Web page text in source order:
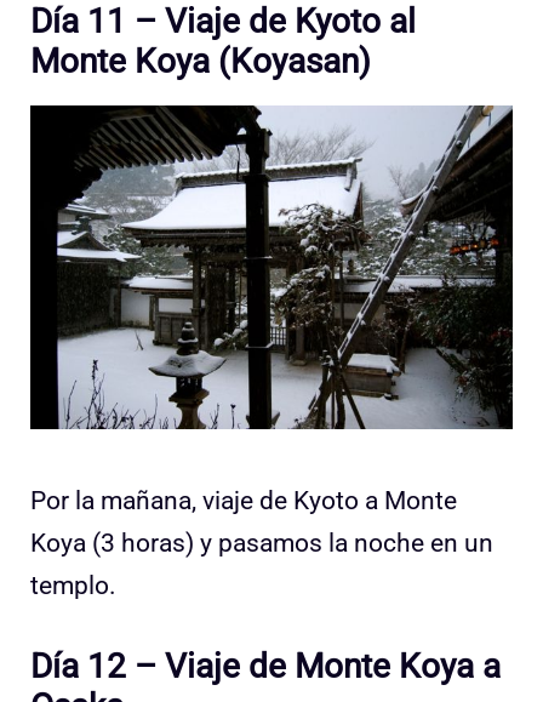
Día 11 – Viaje de Kyoto al
Monte Koya (Koyasan)
Por la mañana, viaje de Kyoto a Monte
Koya (3 horas) y pasamos la noche en un
templo.
Día 12 – Viaje de Monte Koya a